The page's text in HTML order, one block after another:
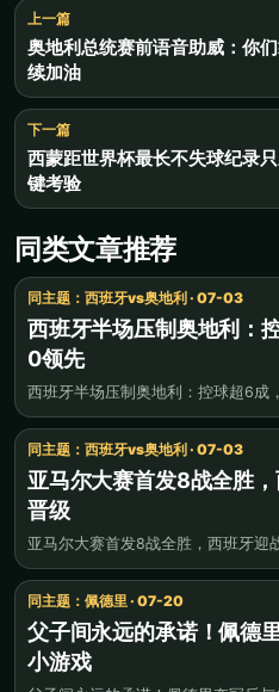
上一篇
奥地利总统赛前语音助威：你
续加油
下一篇
西蒙距世界杯最长不失球纪录
键考验
同类文章推荐
同主题：西班牙vs奥地利 · 07-03
西班牙半场压制奥地利：
0领先
西班牙半场压制奥地利：控球超6成
同主题：西班牙vs奥地利 · 07-03
亚马尔大赛首发8战全胜
晋级
亚马尔大赛首发8战全胜，西班牙迎
同主题：佩德里 · 07-20
父子间永远的承诺！佩德
小游戏